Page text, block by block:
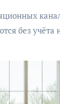
без учёта